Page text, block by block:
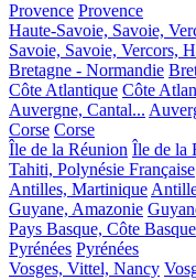
Provence Provence
Haute-Savoie, Savoie,
Savoie, Savoie, Vercors,
Bretagne - Normandie
Côte Atlantique Côte
Auvergne, Cantal...
Corse Corse
Île de la Réunion Île de la
Tahiti, Polynésie Française
Antilles, Martinique
Guyane, Amazonie
Pays Basque, Côte Basque
Pyrénées Pyrénées
Vosges, Vittel, Nancy